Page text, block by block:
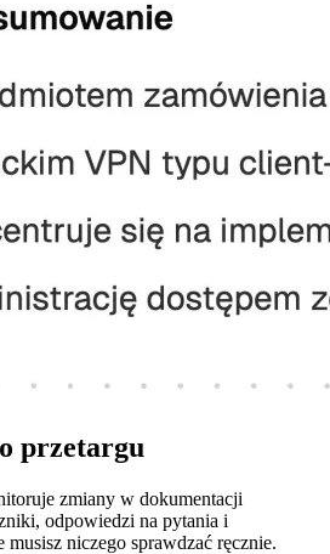
przetargu
zmiany w dokumentacji
odpowiedzi na pytania i
niczego sprawdzać ręcznie.